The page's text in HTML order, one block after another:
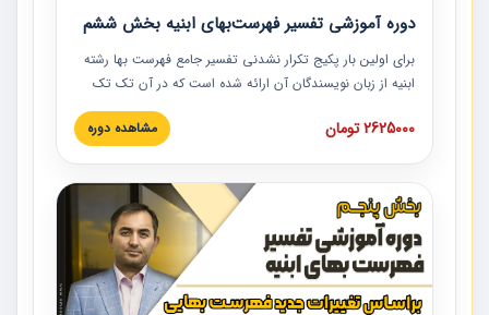
دوره آموزشی تفسیر فهرست‌بهای ابنیه بخش ششم
برای اولین بار پکیج تکرار نشدنی تفسیر جامع فهرست بها رشته
ابنیه از زبان نویسندگان آن ارائه شده است که در آن تک تک
ردیف ها و مطالب فهرست بها تفسیر و ارائه شده است. این
دوره به صورت کامل تصویری بوده و به همراه تصاویر عملیات
دوره با کلام مهندس علیرضاحسین‌زاده مدیر پروژه مهندسی
مشاور در امر بازنگری فهرست بها رشته ابنیه ارائه شده و به تمام
همکارانی که در حوزه صنعت ساخت در حال فعالیت هستند حتما
توصیه می کنیم از مطالب این دوره استفاده نمایند.
2625000 تومان مشاهده دوره